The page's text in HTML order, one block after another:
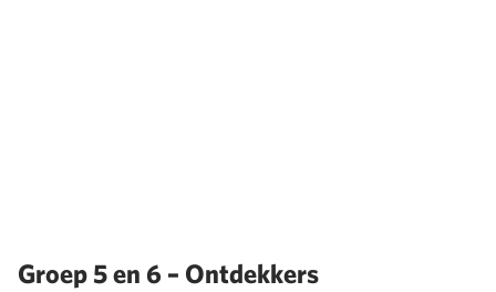
Groep 5 en 6 – Ontdekkers